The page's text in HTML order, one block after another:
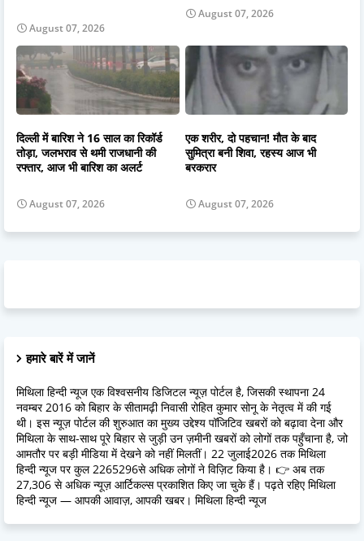
August 07, 2026
August 07, 2026
दिल्ली में बारिश ने 16 साल का रिकॉर्ड
तोड़ा, जलभराव से थमी राजधानी की
रफ्तार, आज भी बारिश का अलर्ट
August 07, 2026
एक शरीर, दो पहचान! मौत के बाद
सुमित्रा बनी शिवा, रहस्य आज भी
बरकरार
August 07, 2026
हमारे बारें में जानें
मिथिला हिन्दी न्यूज एक विश्वसनीय डिजिटल न्यूज़ पोर्टल है, जिसकी स्थापना 24
नवम्बर 2016 को बिहार के सीतामढ़ी निवासी रोहित कुमार सोनू के नेतृत्व में की गई
थी। इस न्यूज़ पोर्टल की शुरुआत का मुख्य उद्देश्य पॉजिटिव खबरों को बढ़ावा देना और
मिथिला के साथ-साथ पूरे बिहार से जुड़ी उन ज़मीनी खबरों को लोगों तक पहुँचाना है, जो
आमतौर पर बड़ी मीडिया में देखने को नहीं मिलतीं। 22 जुलाई2026 तक मिथिला
हिन्दी न्यूज पर कुल 2265296से अधिक लोगों ने विज़िट किया है। 👉 अब तक
27,306 से अधिक न्यूज़ आर्टिकल्स प्रकाशित किए जा चुके हैं। पढ़ते रहिए मिथिला
हिन्दी न्यूज — आपकी आवाज़, आपकी खबर। मिथिला हिन्दी न्यूज